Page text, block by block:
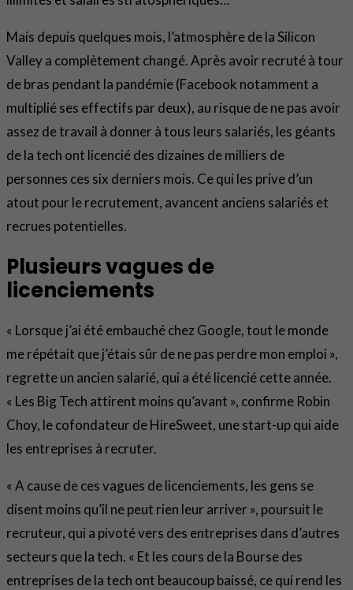
Mais depuis quelques mois, l’atmosphère de la Silicon
Valley a complètement changé. Après avoir recruté à tour
de bras pendant la pandémie (Facebook notamment a
multiplié ses effectifs par deux), au risque de ne pas avoir
assez de travail à donner à tous leurs salariés, les géants
de la tech ont licencié des dizaines de milliers de
personnes ces six derniers mois. Ce qui les prive d’un
atout pour le recrutement, avancent anciens salariés et
recrues potentielles.
Plusieurs vagues de
licenciements
« Lorsque j’ai été embauché chez Google, tout le monde
me répétait que j’étais sûr de ne pas perdre mon emploi »,
regrette un ancien salarié, qui a été licencié cette année.
« Les Big Tech attirent moins qu’avant », confirme Robin
Choy, le cofondateur de HireSweet, une start-up qui aide
les entreprises à recruter.
« A cause de ces vagues de licenciements, les gens se
disent moins qu’il ne peut rien leur arriver », poursuit le
recruteur, qui a pivoté vers des entreprises dans d’autres
secteurs que la tech. « Et les cours de la Bourse des
entreprises de la tech ont beaucoup baissé, ce qui rend les